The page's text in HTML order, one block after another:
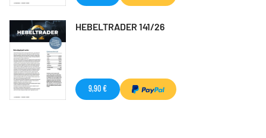
HEBELTRADER 141/26
9,90 €